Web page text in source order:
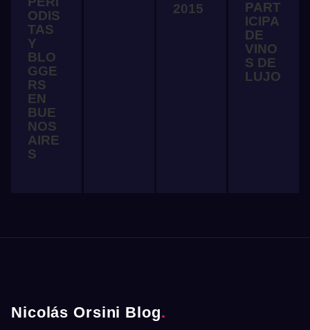
ODIS
TAS
Y
BLO
GGE
RS
EN
BUE
NOS
AIRE
S
2015
PART
ICIPA
DE
VINO
S DE
LUJO
Nicolás Orsini Blog.